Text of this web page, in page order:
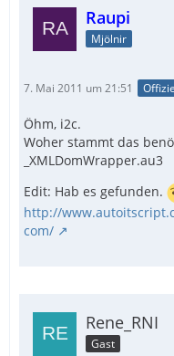
Raupi
Mjölnir
7. Mai 2011 um 21:51
Öhm, i2c.
Woher stammt das
_XMLDomWrapper.au3
Edit: Hab es gefunden.
http://
com/
Rene_RNI
Gast